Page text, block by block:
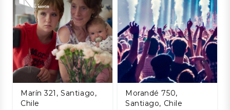
Marín 321, Santiago,
Chile
Morandé 750,
Santiago, Chile